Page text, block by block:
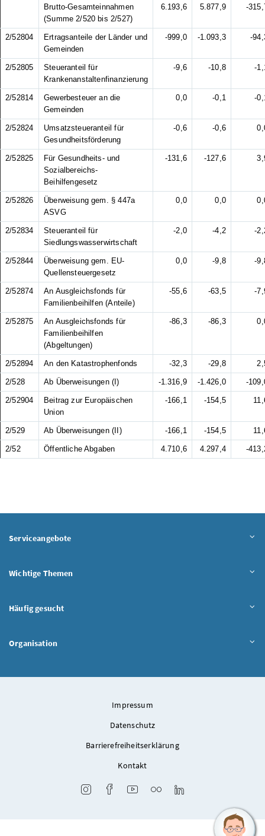
Brutto-Gesamteinnahmen
(Summe 2/520 bis 2/527)
6.193,6 5.877,9 -
2/52804
Ertragsanteile der Länder und
Gemeinden
-999,0 -1.093,3 -
2/52805
Steueranteil für
Krankenanstaltenfinanzierung
-9,6 -10,8 -
2/52814
Gewerbesteuer an die
Gemeinden
0,0 -0,1 -
2/52824
Umsatzsteueranteil für
Gesundheitsförderung
-0,6 -0,6
2/52825
Für Gesundheits- und
Sozialbereichs-
Beihilfengesetz
-131,6 -127,6
2/52826
Überweisung gem. § 447a
ASVG
0,0 0,0
2/52834
Steueranteil für
Siedlungswasserwirtschaft
-2,0 -4,2 -
2/52844
Überweisung gem. EU-
Quellensteuergesetz
0,0 -9,8 -
2/52874
An Ausgleichsfonds für
Familienbeihilfen (Anteile)
-55,6 -63,5 -
2/52875
An Ausgleichsfonds für
Familienbeihilfen
(Abgeltungen)
-86,3 -86,3
2/52894 An den Katastrophenfonds -32,3 -29,8
2/528 Ab Überweisungen (I) -1.316,9 -1.426,0 -
2/52904
Beitrag zur Europäischen
Union
-166,1 -154,5
2/529 Ab Überweisungen (II) -166,1 -154,5
2/52 Öffentliche Abgaben 4.710,6 4.297,4 -
Serviceangebote
Wichtige Themen
Häufig gesucht
Organisation
Impressum
Datenschutz
Barrierefreiheitserklärung
Kontakt
InstagramFacebookYoutubeFlickr